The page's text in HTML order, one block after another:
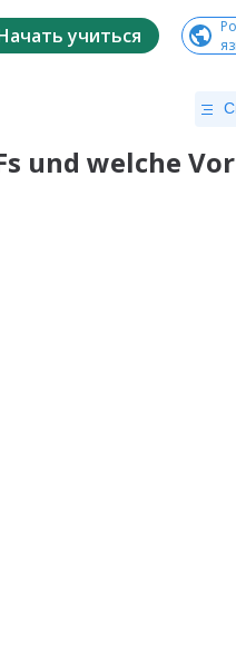
учиться
und welche